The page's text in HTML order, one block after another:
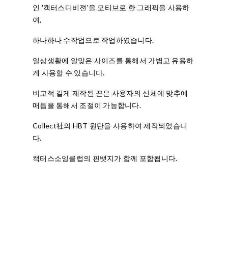
인 '캑터스디비젼'을 모티브로 한 그래픽을 사용하
여,
하나하나 수작업으로 작업하였습니다.
일상생활에 알맞은 사이즈를 통해서 가볍고 유용하
게 사용할 수 있습니다.
비교적 길게 제작된 끈은 사용자의 신체에 맞추에
매듭을 통해서 조절이 가능합니다.
Collect社의 HBT 원단을 사용하여 제작되었습니
다.
캑터스소잉클럽의 핀뱃지가 함께 포함됩니다.